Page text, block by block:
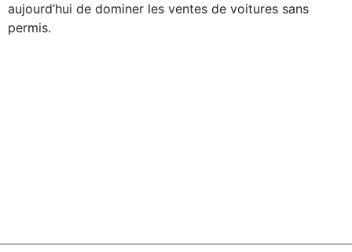
aujourd’hui de dominer les ventes de voitures sans
permis.